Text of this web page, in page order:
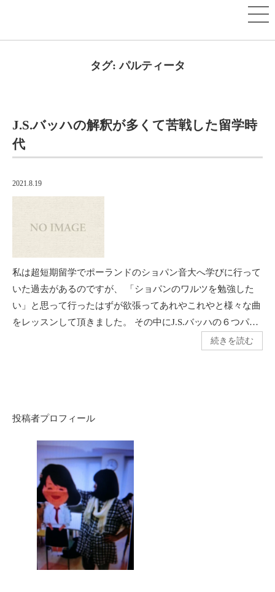
タグ:パルティータ
J.S.バッハの解釈が多くて苦戦した留学時
代
2021.8.19
私は超短期留学でポーランドのショパン音大へ学びに行って
いた過去があるのですが、 「ショパンのワルツを勉強した
い」と思って行ったはずが欲張ってあれやこれやと様々な曲
をレッスンして頂きました。 その中にJ.S.バッハの６つパ…
続きを読む
投稿者プロフィール